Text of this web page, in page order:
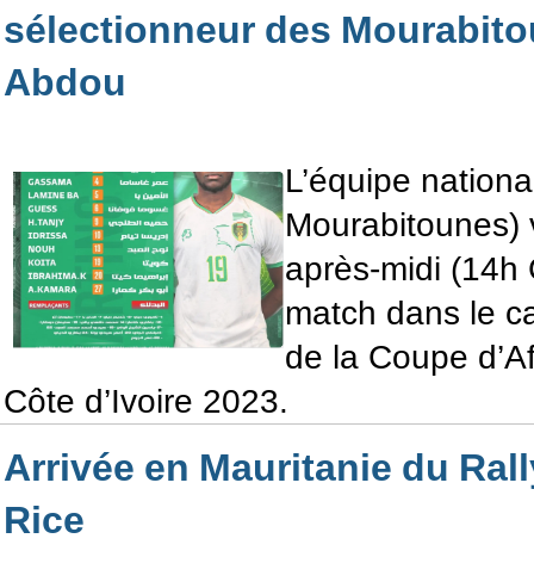
sélectionneur des
Abdou
L’équipe
Mourabitounes)
après-midi (14h
match dans le
de la Coupe
Côte d’Ivoire 2023.
Arrivée en Mauritanie du
Rice